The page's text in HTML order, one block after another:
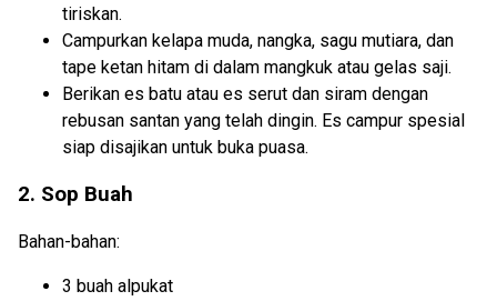
tiriskan.
Campurkan kelapa muda, nangka, sagu mutiara, dan
tape ketan hitam di dalam mangkuk atau gelas saji.
Berikan es batu atau es serut dan siram dengan
rebusan santan yang telah dingin. Es campur spesial
siap disajikan untuk buka puasa.
2. Sop Buah
Bahan-bahan:
3 buah alpukat